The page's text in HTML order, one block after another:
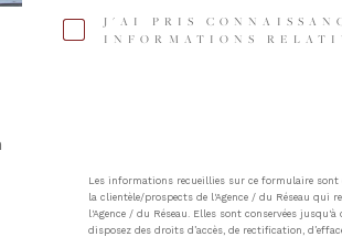
J'AI PRIS
INFORMATIONS
Les informations recueillies sur ce formulaire
la clientèle/prospects de l'Agence / du Réseau qui
l'Agence / du Réseau. Elles sont conservées
disposez des droits d’accès, de rectification,